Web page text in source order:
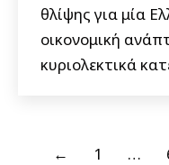
θλίψης για μία
οικονομική
κυριολεκτικά
← 1 …